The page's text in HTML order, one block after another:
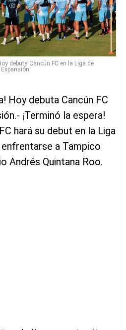
debuta Cancún FC en la Liga de
Expansión
Hoy debuta Cancún FC
¡Terminó la espera!
hará su debut en la Liga
a Tampico
Andrés Quintana Roo.